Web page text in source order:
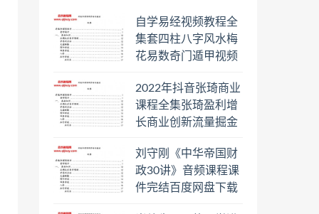
自学易经视频教程全
集套四柱八字风水梅
花易数奇门遁甲视频
日罗盘教程百度云网
盘会员
2022年抖音张琦商业
课程全集张琦盈利增
长商业创新流量掘金
盘下载学习
刘守刚《中华帝国财
政30讲》音频课程课
件完结百度网盘下载